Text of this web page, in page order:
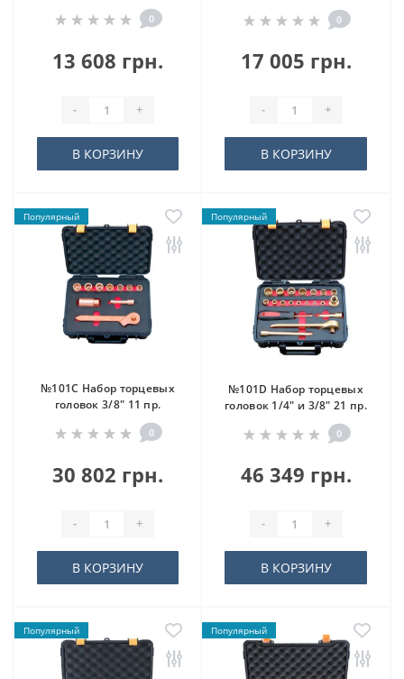
0
13 608 грн.
- +
В КОРЗИНУ
0
17 005 грн.
- +
В КОРЗИНУ
Популярный
№101C Набор торцевых
головок 3/8" 11 пр.
0
30 802 грн.
- +
В КОРЗИНУ
Популярный
№101D Набор торцевых
головок 1/4" и 3/8" 21 пр.
0
46 349 грн.
- +
В КОРЗИНУ
Популярный Популярный